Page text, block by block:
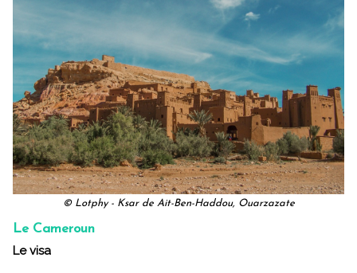
© Lotphy - Ksar de Ait-Ben-Haddou, Ouarzazate
Le Cameroun
Le visa